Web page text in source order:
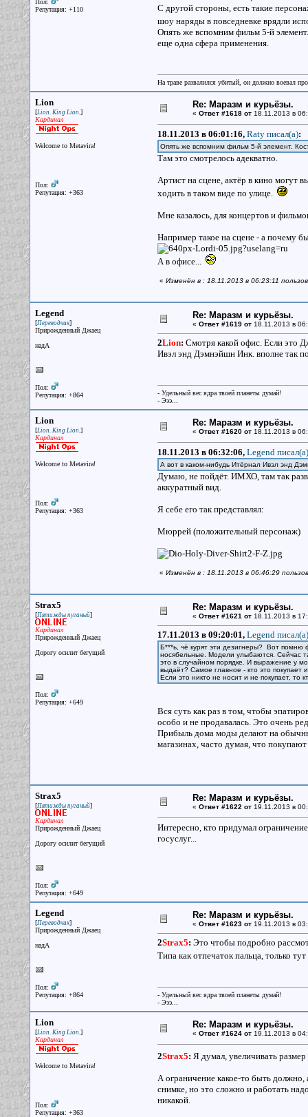
Пол:
Репутация: +110
С другой стороны, есть такие
шоу наряды в повседневке врядли
Опять же вспомним фильм 5-й
еще одна сфера применения.
На траве развалился убитый, он должно воевал
Lion
[Lion. King Lion.]
Кардинал
Welcome to Metavira!
Пол:
Репутация: +363
Re: Маразм и курьёзы.
« Ответ #1618 от18.11.2013 в
18.11.2013 в 06:01:16, Raty писал(a):
Опять же вспомним фильм 5-й элемент.
Там это смотрелось адекватно.
Артист на сцене, актёр в кино могут
ходить в таком виде по улице.
Мне казалось, для концертов и
Например такое на сцене - а почему
А в офисе...
« Изменён в : 18.11.2013 в 06:23:11
Legend
[Переводчик]
Прирожденный Джаец
надА
Пол:
Репутация: +864
Re: Маразм и курьёзы.
« Ответ #1619 от18.11.2013 в
2Lion: Смотря какой офис. Если это
Ивэл энд Дэмнэйшн Инк. вполне так
- Удельный вес ядра твоей планеты думай!
- Эээ...
Lion
[Lion. King Lion.]
Кардинал
Welcome to Metavira!
Пол:
Репутация: +363
Re: Маразм и курьёзы.
« Ответ #1620 от18.11.2013 в
18.11.2013 в 06:32:06, Legend писал(a)
А вот в каком-нибудь Итёрнал Ивэл энд
Думаю, не пойдёт. ИМХО, там так
аккуратный вид.
Я себе его так представлял:
Мюррей (положительный персонаж)
« Изменён в : 18.11.2013 в 06:46:29
Strax5
[Пятижды пуганый]
Кардинал
Прирожденный Джаец
Дорогу осилит бегущий
Пол:
Репутация: +649
Re: Маразм и курьёзы.
« Ответ #1621 от18.11.2013 в
17.11.2013 в 09:20:01, Legend писал(a)
Б***ь, чё курят эти дезигнеры? Вот помню
носябельные. Модели улыбаются. Сейчас
это в случайном порядке. И выражение у
выдаёт? Самое главное - кто это
Если это никто не носит и не покупает,
Вся суть как раз в том, чтобы
особо и не продавалась. Это очень
Прибыль дома моды делают на
магазинах, часто думая, что покупают
Strax5
[Пятижды пуганый]
Кардинал
Прирожденный Джаец
Дорогу осилит бегущий
Пол:
Репутация: +649
Re: Маразм и курьёзы.
« Ответ #1622 от19.11.2013 в
Интересно, кто придумал
госуслуг...
Legend
[Переводчик]
Прирожденный Джаец
надА
Пол:
Репутация: +864
Re: Маразм и курьёзы.
« Ответ #1623 от19.11.2013 в
2Strax5: Это чтобы подробно
Типа как отпечаток пальца, только
- Удельный вес ядра твоей планеты думай!
- Эээ...
Lion
[Lion. King Lion.]
Кардинал
Welcome to Metavira!
Пол:
Репутация: +363
Re: Маразм и курьёзы.
« Ответ #1624 от19.11.2013 в
2Strax5: Я думал, увеличивать
А ограничение какое-то быть должно,
снимке, но это сложно и работать
никакой.